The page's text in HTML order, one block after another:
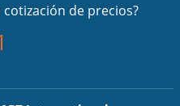
de precios?